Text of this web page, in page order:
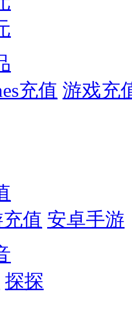
充值 游戏充
值 安卓手游
探探